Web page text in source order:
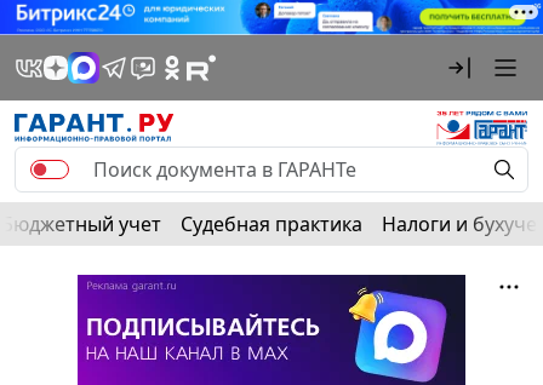
Бюджетный учет Судебная практика Налоги и